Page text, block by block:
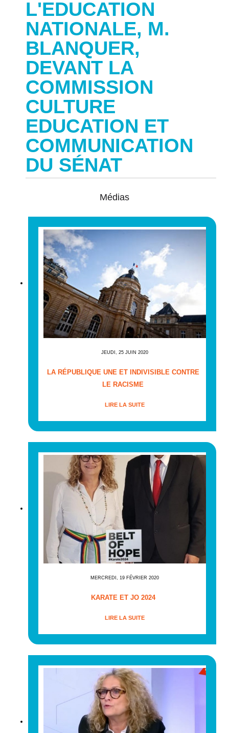
L'EDUCATION
NATIONALE, M.
BLANQUER,
DEVANT LA
COMMISSION
CULTURE
EDUCATION ET
COMMUNICATION
DU SÉNAT
Médias
JEUDI, 25 JUIN 2020
LA RÉPUBLIQUE UNE ET INDIVISIBLE CONTRE
LE RACISME
LIRE LA SUITE
MERCREDI, 19 FÉVRIER 2020
KARATE ET JO 2024
LIRE LA SUITE